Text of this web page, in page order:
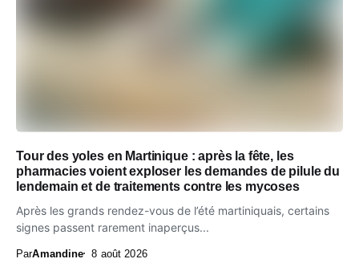
Tour des yoles en Martinique : après la fête, les
pharmacies voient exploser les demandes de pilule du
lendemain et de traitements contre les mycoses
Après les grands rendez-vous de l’été martiniquais, certains
signes passent rarement inaperçus...
ParAmandine 8 août 2026